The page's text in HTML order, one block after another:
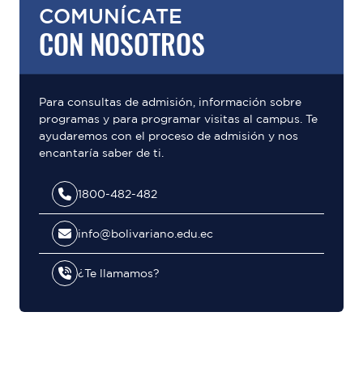
COMUNÍCATE
CON NOSOTROS
Para consultas de admisión, información sobre
programas y para programar visitas al campus. Te
ayudaremos con el proceso de admisión y nos
encantaría saber de ti.
1800-482-482
info@bolivariano.edu.ec
¿Te llamamos?